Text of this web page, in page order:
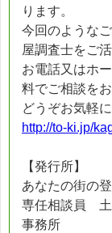
ります。
今回のような
屋調査士をご
お電話又はホ
料でご相談を
どうぞお気軽
http://to-ki.jp/
【発行所】
あなたの街の
専任相談員
事務所